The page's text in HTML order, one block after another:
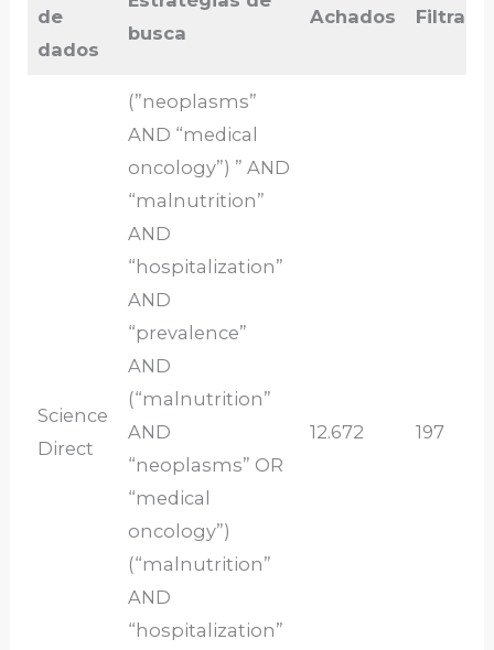
de
dados
busca
Achados
Science
Direct
(”neoplasms”
AND “medical
oncology”) ” AND
“malnutrition”
AND
“hospitalization”
AND
“prevalence”
AND
(“malnutrition”
AND
“neoplasms” OR
“medical
oncology”)
(“malnutrition”
AND
“hospitalization”
12.672 197